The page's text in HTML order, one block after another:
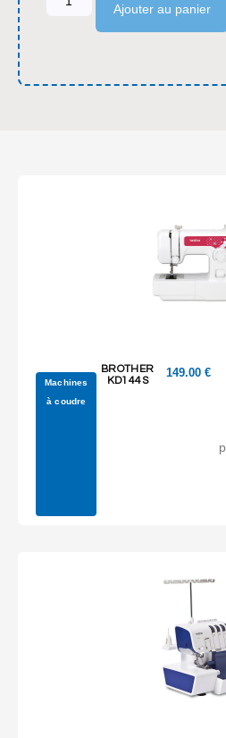
Ajouter au panier
Machines
à coudre
BROTHER
KD144S
149.00€